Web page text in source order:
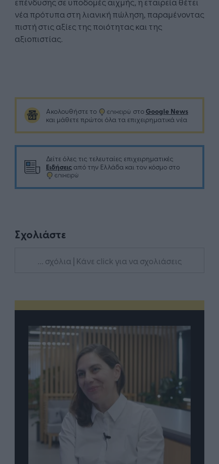
νέα πρότυπα στη λιανική πώληση, παραμένοντας
πιστή στις αξίες της ποιότητας και της
αξιοπιστίας.
Ακολουθήστε το στο Google News
και μάθετε πρώτοι όλα τα επιχειρηματικά νέα
Δείτε όλες τις τελευταίες επιχειρηματικές
Ειδήσεις από την Ελλάδα και τον κόσμο στο
Σχολιάστε
... σχόλια | Κάνε click για να σχολιάσεις